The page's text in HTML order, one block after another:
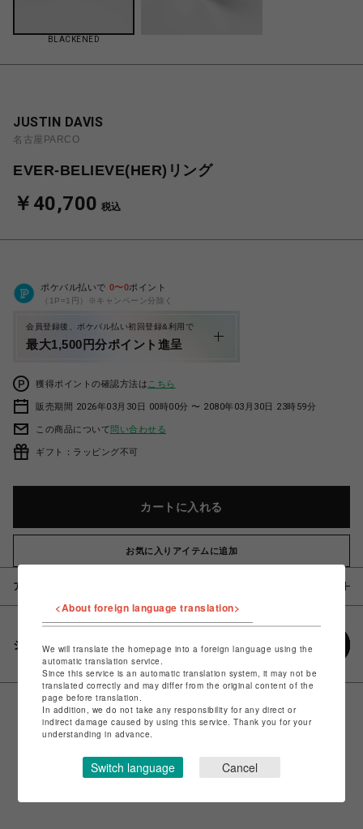
BLACKENED
JUSTIN DAVIS
名古屋PARCO
EVER-BELIEVE(HER)リング
￥40,700 税込
ポケパル払いで 0〜0ポイント
（1P=1円）※キャンペーン分除く
会員登録後、ポケパル払い初回登録&利用で
最大1,500円分ポイント進呈
獲得ポイントの確認方法は こちら
販売期間 2026年03月30日 00時00分 〜 2080年03月30日 23時59分
この商品について問い合わせる
ギフト：ラッピング不可
カートに入れる
お気に入りアイテムに追加
アイテム説明 / 素材
シェアする
<About foreign language translation>
We will translate the homepage into a foreign language using the
automatic translation service.
Since this service is an automatic translation system, it may not be
translated correctly and may differ from the original content of the
page before translation.
In addition, we do not take any responsibility for any direct or
indirect damage caused by using this service. Thank you for your
understanding in advance.
Switch language Cancel